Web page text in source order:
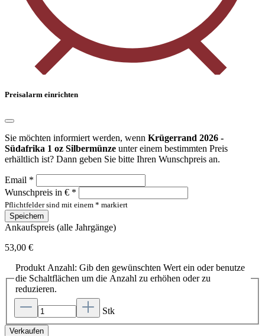
Preisalarm einrichten
Sie möchten informiert werden, wenn Krügerrand 2026 -
Südafrika 1 oz Silbermünze unter einem bestimmten Preis
erhältlich ist? Dann geben Sie bitte Ihren Wunschpreis an.
Email *
Wunschpreis in € *
Pflichtfelder sind mit einem * markiert
Speichern
Ankaufspreis (alle Jahrgänge)
53,00 €
Produkt Anzahl: Gib den gewünschten Wert ein oder benutze
die Schaltflächen um die Anzahl zu erhöhen oder zu
reduzieren.
Stk
Verkaufen